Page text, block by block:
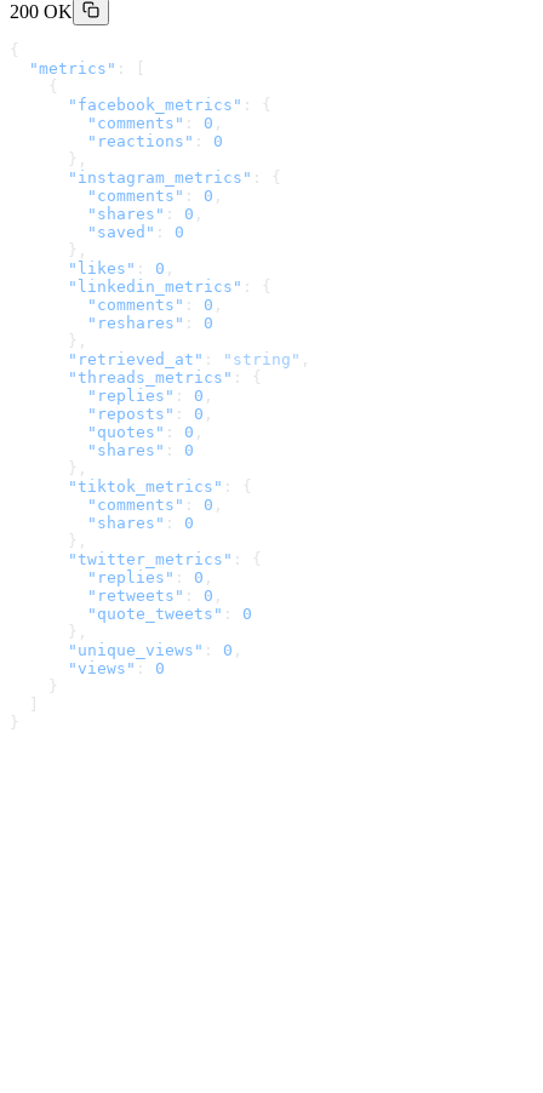
200 OK
{
  "metrics"
: [
    {
      "facebook_metrics"
: {
        "comments"
: 0 ,
        "reactions"
: 0
      },
      "instagram_metrics"
: {
        "comments"
: 0 ,
        "shares"
: 0 ,
        "saved"
: 0
      },
      "likes"
: 0 ,
      "linkedin_metrics"
: {
        "comments"
: 0 ,
        "reshares"
: 0
      },
      "retrieved_at"
: "string" ,
      "threads_metrics"
: {
        "replies"
: 0 ,
        "reposts"
: 0 ,
        "quotes"
: 0 ,
        "shares"
: 0
      },
      "tiktok_metrics"
: {
        "comments"
: 0 ,
        "shares"
: 0
      },
      "twitter_metrics"
: {
        "replies"
: 0 ,
        "retweets"
: 0 ,
        "quote_tweets"
: 0
      },
      "unique_views"
: 0 ,
      "views"
: 0
    }
}